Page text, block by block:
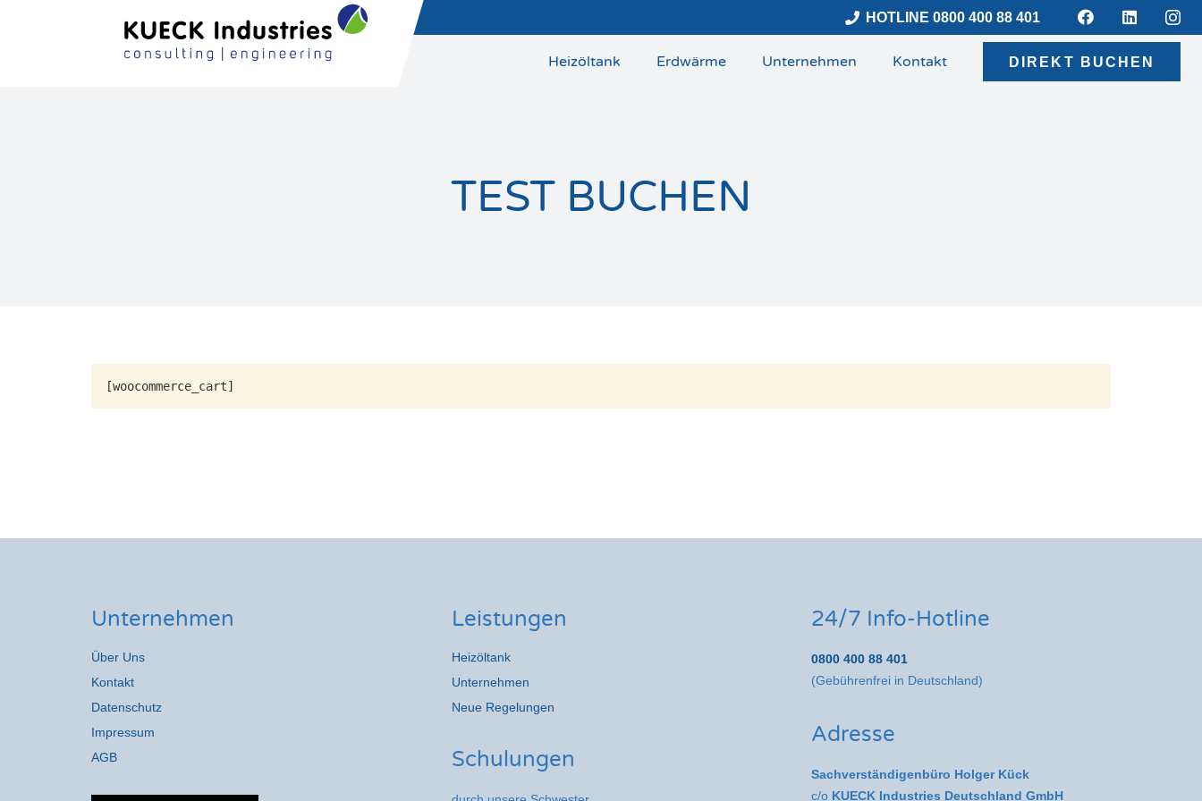
HOTLINE 0800 400 88 401
Heizöltank Erdwärme Unternehmen Kontakt DIREKT BUCHEN
TEST BUCHEN
[woocommerce_cart]
Unternehmen
Über Uns
Kontakt
Datenschutz
Impressum
AGB
Leistungen
Heizöltank
Unternehmen
Neue Regelungen
Schulungen
24/7 Info-Hotline
0800 400 88 401
(Gebührenfrei in Deutschland)
Adresse
Sachverständigenbüro Holger Kück
c/o KUECK Industries Deutschland GmbH